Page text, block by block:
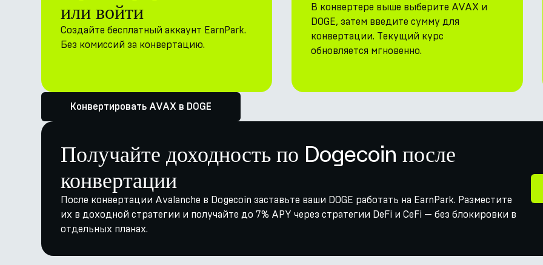
или войти
Создайте бесплатный аккаунт EarnPark.
Без комиссий за конвертацию.
В конвертере выше выберите AVAX и
DOGE, затем введите сумму для
конвертации. Текущий курс
обновляется мгновенно.
Конвертировать AVAX в DOGE
Получайте доходность по Dogecoin после
конвертации
После конвертации Avalanche в Dogecoin заставьте ваши DOGE работать на EarnPark. Разместите
их в доходной стратегии и получайте до 7% APY через стратегии DeFi и CeFi — без блокировки в
отдельных планах.